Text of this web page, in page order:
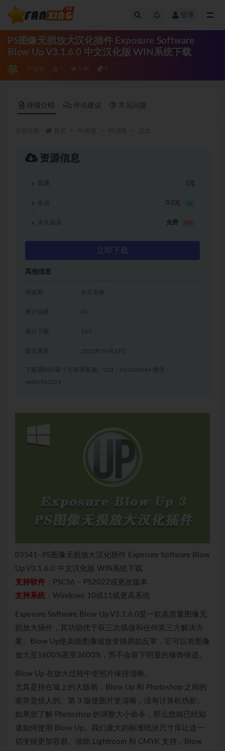
登录
PS图像无损放大汉化插件 Exposure Software
Blow Up V3.1.6.0 中文汉化版 WIN系统下载
PS滤镜 7 1.0K 3
详情介绍 评论建议 常见问题
资源信息
普通 3元
会员 0.3元 1折
永久会员 免费
立即下载
其他信息
有效期 永久有效
累计销量 41
累计下载 147
2023年10月29日
下载遇到问题？可联系客服。QQ：943105864 微信：
wubo961214
03541–PS图像无损放大汉化插件 Exposure Software Blow
Up V3.1.6.0 中文汉化版 WIN系统下载
支持软件 ：PSCS6 – PS2022或更改版本
支持系统 ：Windows 10或11或更高系统
Exposure Software Blow Up V3.1.6.0是一款高质量图像无
损放大插件，其功能优于双三次插值和任何第三方解决方
案。Blow Up使高级图像缩放变得易如反掌，它可以将图像
放大至1600%甚至3600%，而不会留下明显的修饰痕迹。
Blow Up 在放大过程中使照片保持清晰。
尤其是挂在墙上的大版画，Blow Up 和 Photoshop 之间的
差异是惊人的。第 3 版使图片更清晰，没有计算机伪影。
如果您了解 Photoshop 的调整大小命令，那么您就已经知
道如何使用 Blow Up。我们庞大的标准纸张尺寸库让这一
切变得更加容易。借助 Lightroom 和 CMYK 支持，Blow